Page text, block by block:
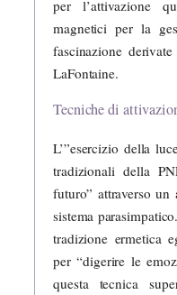
per l’attivazione
magnetici per la
fascinazione
LaFontaine.
Tecniche di
L’”esercizio della
tradizionali della
futuro” attraverso
sistema
tradizione ermetica
per “digerire le
questa tecnica